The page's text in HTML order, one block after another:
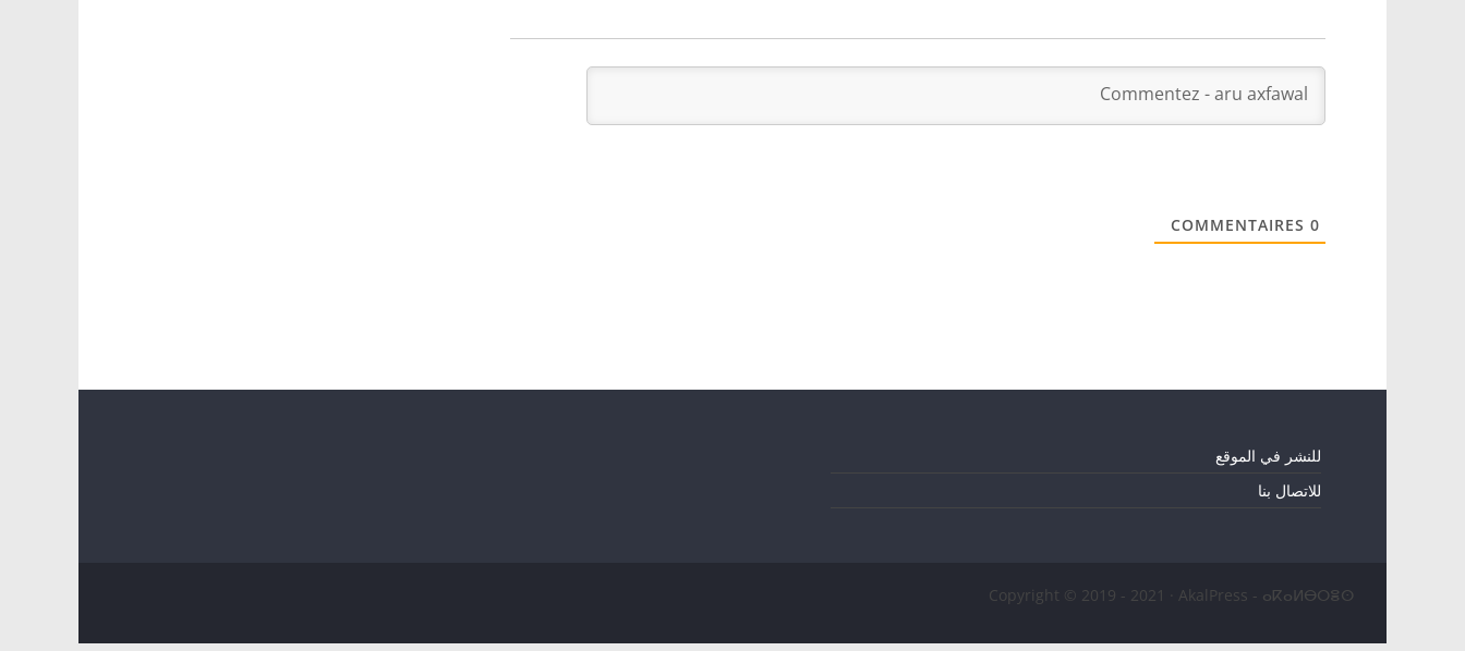
0
للنشر في الموقع
للاتصال بنا
Copyright © 2019 - 2021 · AkalPress - ⴰⴽⴰⵍⴱⵔⴻⵙ